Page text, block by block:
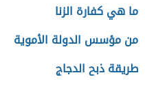
ما هي كفارة الزنا
من مؤسس الدولة الأموية
طريقة ذبح الدجاج